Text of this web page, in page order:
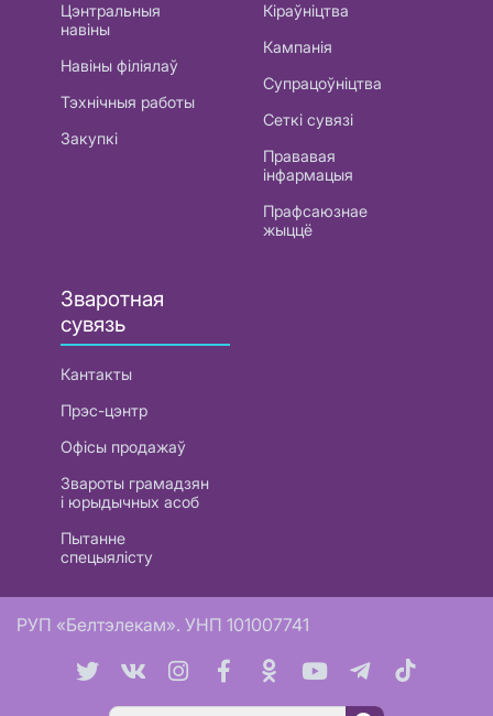
Цэнтральныя
навіны
Навіны філіялаў
Тэхнічныя работы
Закупкі
Кіраўніцтва
Кампанія
Супрацоўніцтва
Сеткі сувязі
Прававая
інфармацыя
Прафсаюзнае
жыццё
Зваротная
сувязь
Кантакты
Прэс-цэнтр
Офісы продажаў
Звароты грамадзян
і юрыдычных асоб
Пытанне
спецыялісту
РУП «Белтэлекам». УНП 101007741